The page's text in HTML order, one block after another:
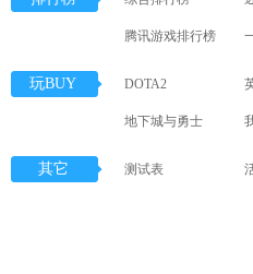
腾讯游戏排行榜
玩BUY DOTA2
地下城与勇士
其它 测试表